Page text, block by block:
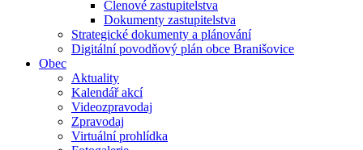
Členové zastupitelstva
Dokumenty zastupitelstva
Strategické dokumenty a plánování
Digitální povodňový plán obce Branišovice
Obec
Aktuality
Kalendář akcí
Videozpravodaj
Zpravodaj
Virtuální prohlídka